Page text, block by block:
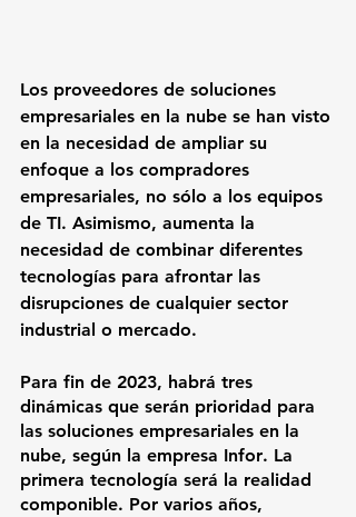
Los proveedores de soluciones
empresariales en la nube se han visto
en la necesidad de ampliar su
enfoque a los compradores
empresariales, no sólo a los equipos
de TI. Asimismo, aumenta la
necesidad de combinar diferentes
tecnologías para afrontar las
disrupciones de cualquier sector
industrial o mercado.
Para fin de 2023, habrá tres
dinámicas que serán prioridad para
las soluciones empresariales en la
nube, según la empresa Infor. La
primera tecnología será la realidad
componible. Por varios años,